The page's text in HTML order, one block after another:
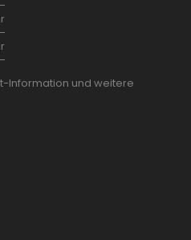
Information und weitere